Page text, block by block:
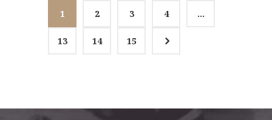
1 2 3 4 …
13 14 15 5